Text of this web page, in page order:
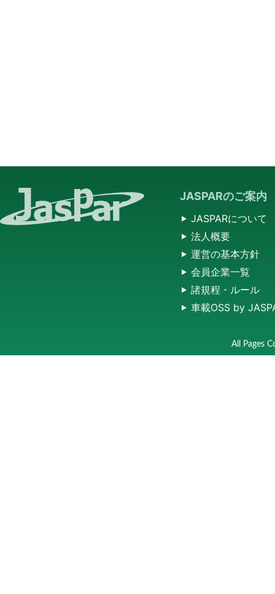
JASPARのご案内
JASPARについて
法人概要
運営の基本方針
会員企業一覧
諸規程・ルール
車載OSS by
All Pages